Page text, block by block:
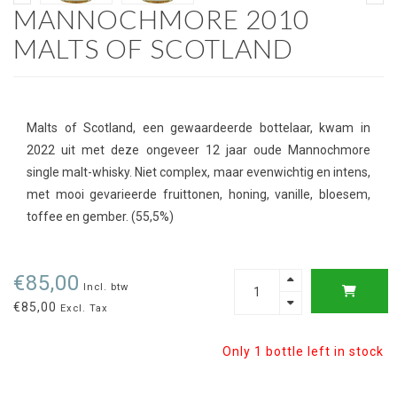
MANNOCHMORE 2010
MALTS OF SCOTLAND
Malts of Scotland, een gewaardeerde bottelaar, kwam in
2022 uit met deze ongeveer 12 jaar oude Mannochmore
single malt-whisky. Niet complex, maar evenwichtig en intens,
met mooi gevarieerde fruittonen, honing, vanille, bloesem,
toffee en gember. (55,5%)
€85,00 Incl. btw
€85,00 Excl. Tax
Only 1 bottle left in stock